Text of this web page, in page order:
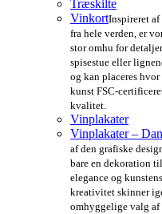
Træskilte
VinkortInspireret
fra hele verden, er
stor omhu for
spisestue eller
og kan placeres
kunst FSC-
kvalitet.
Vinplakater
Vinplakater –
af den grafiske
bare en dekoration
elegance og
kreativitet skinner
omhyggelige valg af